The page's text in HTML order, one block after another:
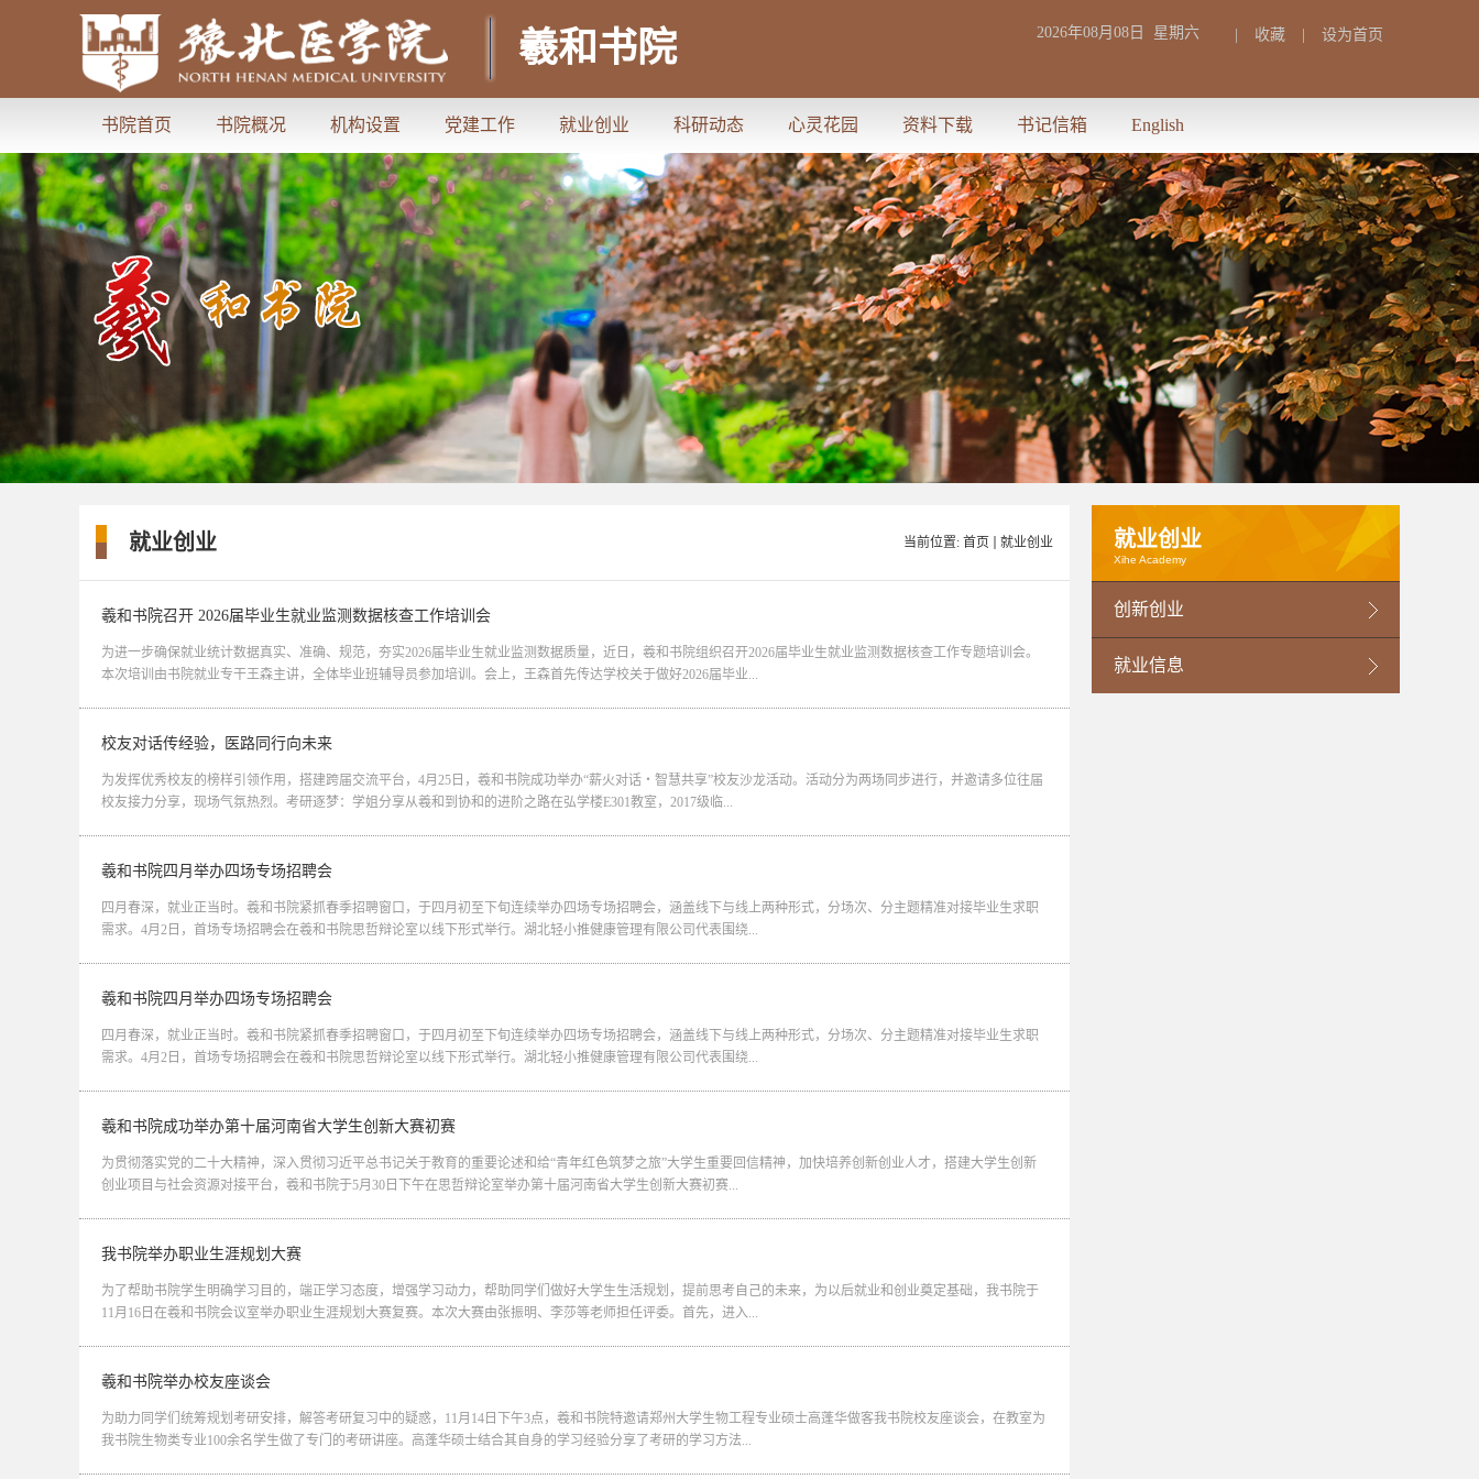
羲和书院 2026年08月08日 星期六 收藏 设为首页
书院首页 书院概况 机构设置 党建工作 就业创业 科研动态 心灵花园 资料下载 书记信箱 English
当前位置: 首页 就业创业
就业创业
羲和书院召开 2026届毕业生就业监测数据核查工作培训会
为进一步确保就业统计数据真实、准确、规范，夯实2026届毕业生就业监测数据质量，近日，羲和书院组织召开2026届毕业生就业监测数据核查工作专题培训会。
本次培训由书院就业专干王森主讲，全体毕业班辅导员参加培训。会上，王森首先传达学校关于做好2026届毕业...
校友对话传经验，医路同行向未来
为发挥优秀校友的榜样引领作用，搭建跨届交流平台，4月25日，羲和书院成功举办“薪火对话・智慧共享”校友沙龙活动。活动分为两场同步进行，并邀请多位往届
校友接力分享，现场气氛热烈。考研逐梦：学姐分享从羲和到协和的进阶之路在弘学楼E301教室，2017级临...
羲和书院四月举办四场专场招聘会
四月春深，就业正当时。羲和书院紧抓春季招聘窗口，于四月初至下旬连续举办四场专场招聘会，涵盖线下与线上两种形式，分场次、分主题精准对接毕业生求职
需求。4月2日，首场专场招聘会在羲和书院思哲辩论室以线下形式举行。湖北轻小推健康管理有限公司代表围绕...
羲和书院四月举办四场专场招聘会
四月春深，就业正当时。羲和书院紧抓春季招聘窗口，于四月初至下旬连续举办四场专场招聘会，涵盖线下与线上两种形式，分场次、分主题精准对接毕业生求职
需求。4月2日，首场专场招聘会在羲和书院思哲辩论室以线下形式举行。湖北轻小推健康管理有限公司代表围绕...
羲和书院成功举办第十届河南省大学生创新大赛初赛
为贯彻落实党的二十大精神，深入贯彻习近平总书记关于教育的重要论述和给“青年红色筑梦之旅”大学生重要回信精神，加快培养创新创业人才，搭建大学生创新
创业项目与社会资源对接平台，羲和书院于5月30日下午在思哲辩论室举办第十届河南省大学生创新大赛初赛...
我书院举办职业生涯规划大赛
为了帮助书院学生明确学习目的，端正学习态度，增强学习动力，帮助同学们做好大学生生活规划，提前思考自己的未来，为以后就业和创业奠定基础，我书院于
11月16日在羲和书院会议室举办职业生涯规划大赛复赛。本次大赛由张振明、李莎等老师担任评委。首先，进入...
羲和书院举办校友座谈会
为助力同学们统筹规划考研安排，解答考研复习中的疑惑，11月14日下午3点，羲和书院特邀请郑州大学生物工程专业硕士高蓬华做客我书院校友座谈会，在教室为
我书院生物类专业100余名学生做了专门的考研讲座。高蓬华硕士结合其自身的学习经验分享了考研的学习方法...
就业创业
Xihe Academy
创新创业
就业信息